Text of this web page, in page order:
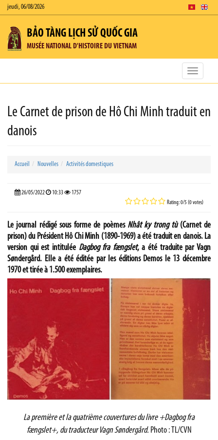
jeudi, 06/08/2026
BẢO TÀNG LỊCH SỬ QUỐC GIA
MUSÉE NATIONAL D'HISTOIRE DU VIETNAM
Toggle
Le Carnet de prison de Hô Chi Minh traduit en
danois
Accueil Nouvelles Activités domestiques
26/05/2022 10:33 1757
Rating: 0/5 (0 votes)
Le journal rédigé sous forme de poèmes Nhât ky trong tù (Carnet de
prison) du Président Hô Chi Minh (1890-1969) a été traduit en danois. La
version qui est intituléeDagbog fra fængslet, a été traduite par Vagn
Søndergård. Elle a été éditée par les éditions Demos le 13 décembre
1970 et tirée à 1.500 exemplaires.
La première et la quatrième couvertures du livre +Dagbog fra
fængslet+, du traducteur Vagn Søndergård. Photo : TL/CVN